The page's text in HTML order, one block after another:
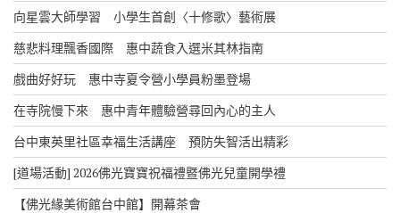
向星雲大師學習 小學生首創〈十修歌〉藝術展
慈悲料理飄香國際 惠中蔬食入選米其林指南
戲曲好好玩 惠中寺夏令營小學員粉墨登場
在寺院慢下來 惠中青年體驗營尋回內心的主人
台中東英里社區幸福生活講座 預防失智活出精彩
[道場活動] 2026佛光寶寶祝福禮暨佛光兒童開學禮
【佛光緣美術館台中館】開幕茶會